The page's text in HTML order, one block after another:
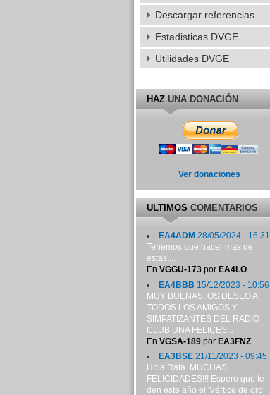
Descargar referencias
Estadisticas DVGE
Utilidades DVGE
HAZUNA DONACIÓN
Ver donaciones
ULTIMOSCOMENTARIOS
EA4ADM 28/05/2024 - 16:31
Tenemos que hacer mas de
estas....
En VGGU-173por EA4LO
EA4BBB 15/12/2023 - 10:56
MUY BUENAS. OS DESEO A
TODOS LOS AMIGOS Y
SIMPATIZANTES DEL RADIO
CLUB UNA FELICES...
En VGSA-189por EA3FNZ
EA3BSE21/11/2023 - 09:45
Hola Rafa. MUCHAS
FELICIDADES!!! Espero que te
den este año el 'Vértice de oro'